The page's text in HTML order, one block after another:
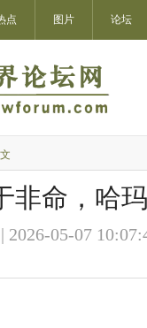
点 图片 论坛
非命，哈
| 2026-05-07